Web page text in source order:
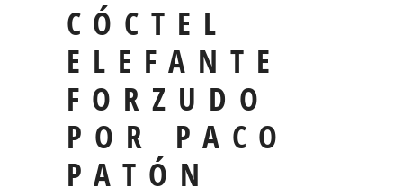
CÓCTEL
ELEFANTE
FORZUDO
POR PACO
PATÓN